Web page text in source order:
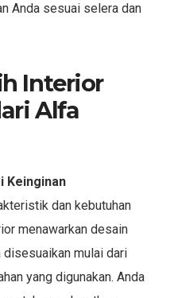
Anda sesuai selera dan
Interior
Alfa
Keinginan
dan kebutuhan
menawarkan desain
mulai dari
yang digunakan. Anda